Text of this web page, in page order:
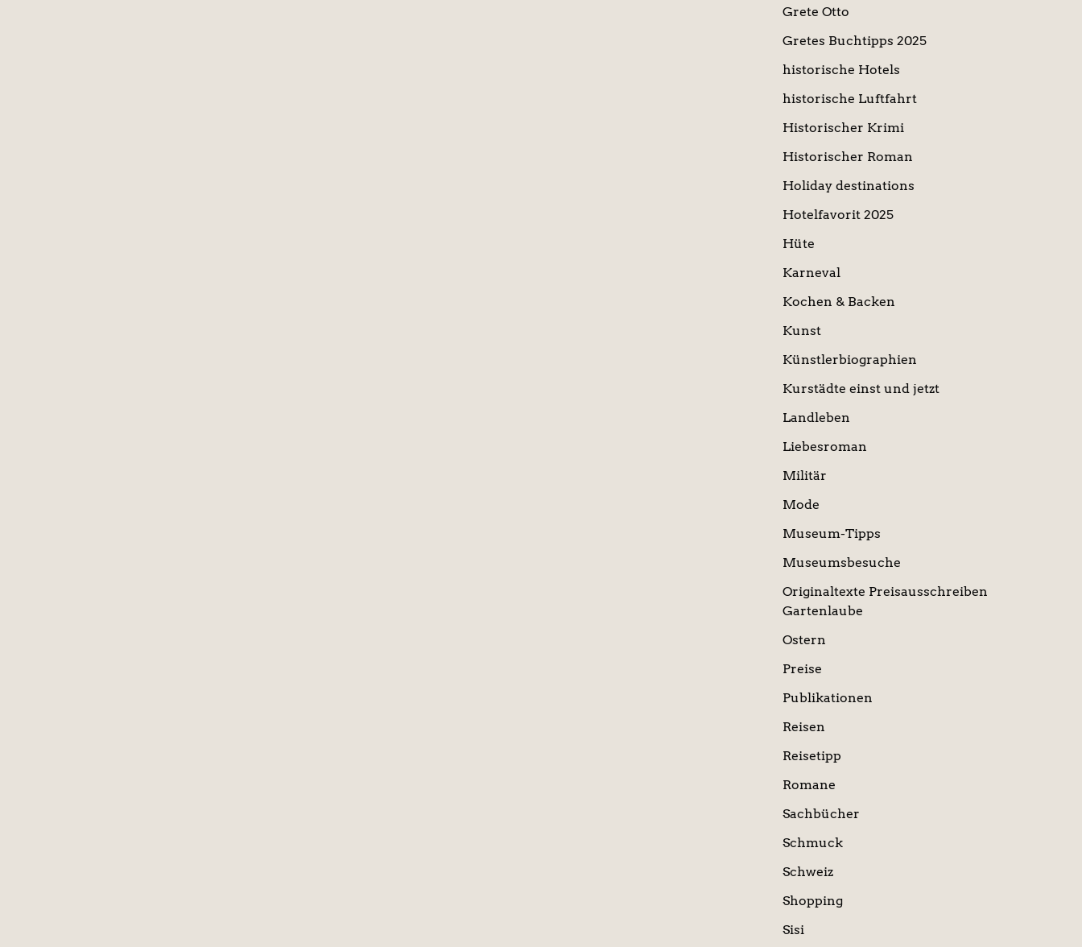
Grete Otto
Gretes Buchtipps 2025
historische Hotels
historische Luftfahrt
Historischer Krimi
Historischer Roman
Holiday destinations
Hotelfavorit 2025
Hüte
Karneval
Kochen & Backen
Kunst
Künstlerbiographien
Kurstädte einst und jetzt
Landleben
Liebesroman
Militär
Mode
Museum-Tipps
Museumsbesuche
Originaltexte Preisausschreiben
Gartenlaube
Ostern
Preise
Publikationen
Reisen
Reisetipp
Romane
Sachbücher
Schmuck
Schweiz
Shopping
Sisi